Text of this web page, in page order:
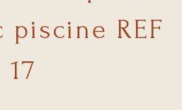
REF
17